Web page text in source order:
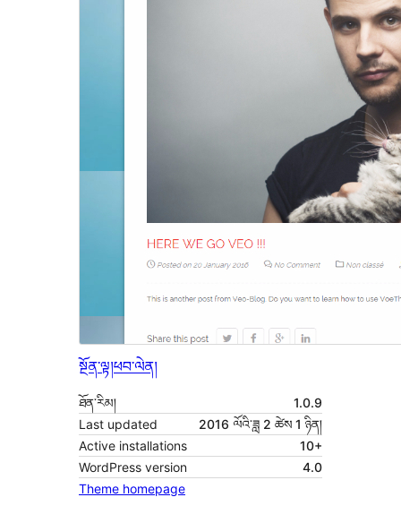
སྔོན་ལྟ།ཕབ་ལེན།
ཐོན་རིམ།
1.0.9
Last updated
2016 ལོའི་ཟླ 2 ཚེས 1 ཉིན།
Active installations
10+
WordPress version
4.0
Theme homepage